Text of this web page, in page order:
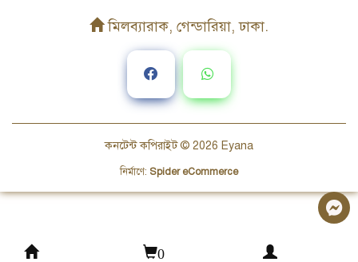
মিলব্যারাক, গেন্ডারিয়া, ঢাকা.
কনটেন্ট কপিরাইট © 2026 Eyana
নির্মাণে: Spider eCommerce
0